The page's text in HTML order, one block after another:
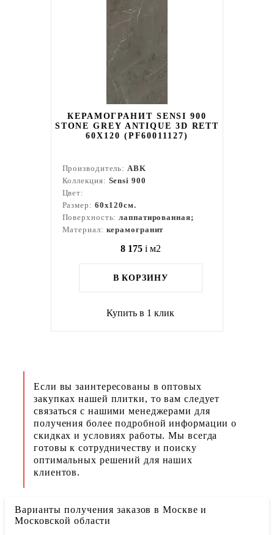
КЕРАМОГРАНИТ SENSI 900
STONE GREY ANTIQUE 3D RETT
60X120 (PF60011127)
Производитель:ABK
Коллекция: Sensi 900
Цвет:
Размер: 60x120см.
Поверхность:лаппатированная;
Материал: керамогранит
8 175 i м2
В КОРЗИНУ
Купить в 1 клик
Если вы заинтересованы в оптовых
закупках нашей плитки, то вам следует
связаться с нашими менеджерами для
получения более подробной информации о
скидках и условиях работы. Мы всегда
готовы к сотрудничеству и поиску
оптимальных решений для наших
клиентов.
Варианты получения заказов в Москве и
Московской области